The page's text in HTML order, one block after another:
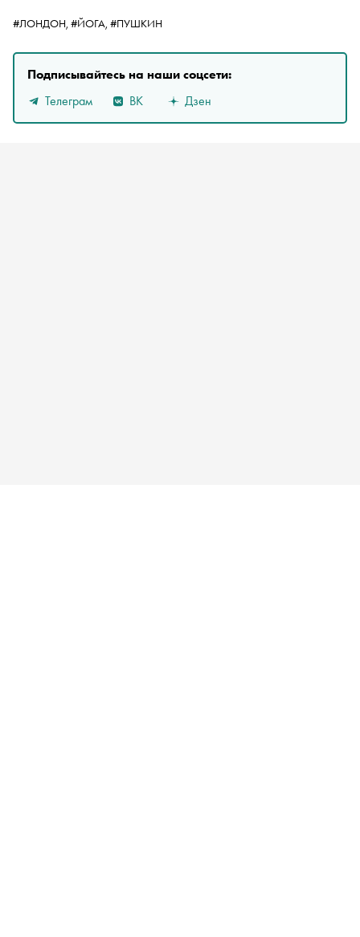
#ЛОНДОН, #ЙОГА, #ПУШКИН
Подписывайтесь на наши соцсети:
Телеграм
ВК Дзен